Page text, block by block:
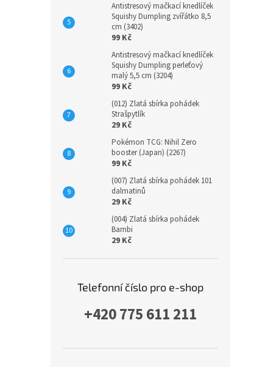
Antistresový mačkací knedlíček
Squishy Dumpling zvířátko 8,5
cm (3402)
99 Kč
Antistresový mačkací knedlíček
Squishy Dumpling perleťový
malý 5,5 cm (3204)
99 Kč
(012) Zlatá sbírka pohádek
Strašpytlík
29 Kč
Pokémon TCG: Nihil Zero
booster (Japan) (2267)
99 Kč
(007) Zlatá sbírka pohádek 101
dalmatinů
29 Kč
(004) Zlatá sbírka pohádek
Bambi
29 Kč
Telefonní číslo pro e-shop
+420 775 611 211